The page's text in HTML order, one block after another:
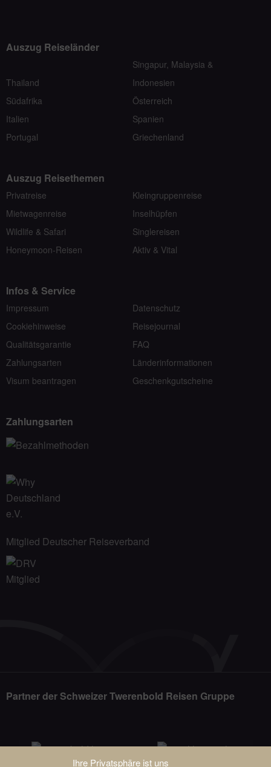
Ihre Privatsphäre ist uns
Auszug Reiseländer
Thailand
Singapur, Malaysia &
Indonesien
Südafrika
Österreich
Italien
Spanien
Portugal
Griechenland
Auszug Reisethemen
Privatreise
Kleingruppenreise
Mietwagenreise
Inselhüpfen
Wildlife & Safari
Singlereisen
Honeymoon-Reisen
Aktiv & Vital
Infos & Service
Impressum
Datenschutz
Cookiehinweise
Reisejournal
Qualitätsgarantie
FAQ
Zahlungsarten
Länderinformationen
Visum beantragen
Geschenkgutscheine
Zahlungsarten
Mitglied Deutscher Reiseverband
Partner der Schweizer Twerenbold Reisen Gruppe